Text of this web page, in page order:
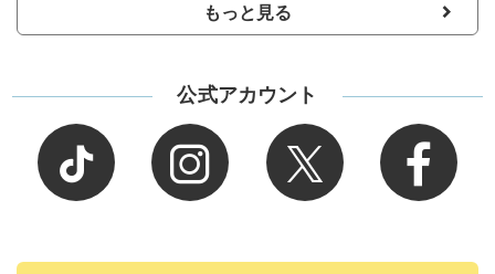
もっと見る
公式アカウント